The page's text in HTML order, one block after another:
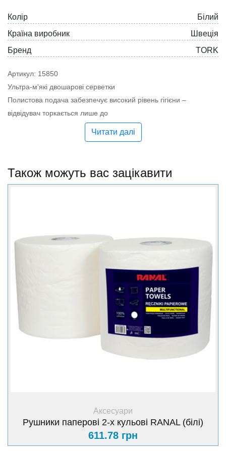
Колiр
Бiлий
Країна виробник
Швеція
Бренд
TORK
Артикул: 15850
Ультра-м'які двошарові серветки
Полистова подача забезпечує високий рівень гігієни –
відвідувач торкається лише до
Упаковані в пластикову плівку, що надійно захищає серветки
упаковки
Ширина листа 16.5 см
Довжина складеного листа 10.8 см
З тиснення v
Кількість у пачці 1000 шт
Читати далі
Також можуть вас зацікавити
Аксесуари
Рушники паперові 2-х кульові RANAL (білі)
611.78 грн